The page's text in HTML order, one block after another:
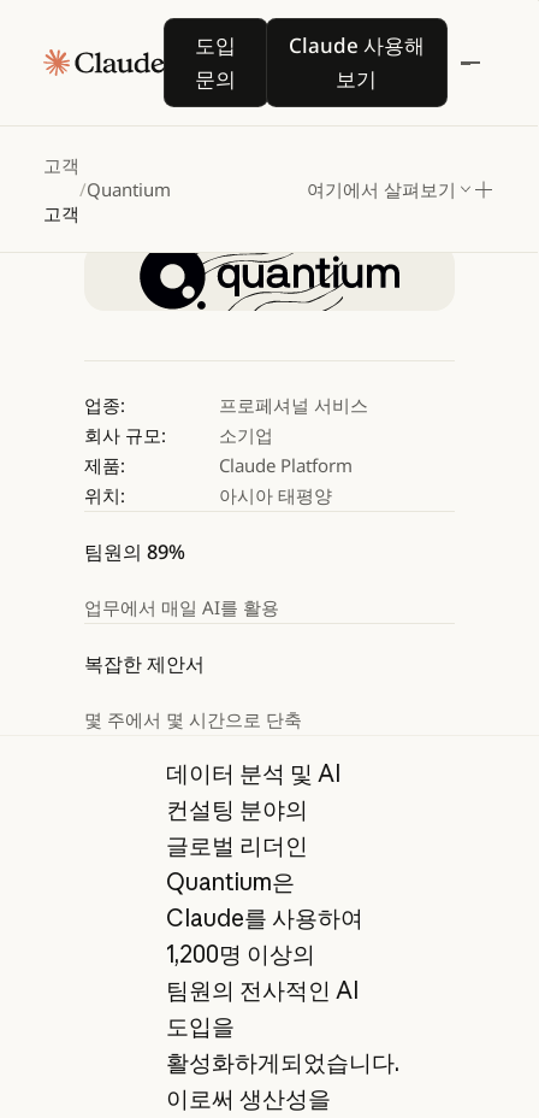
도입
문의
도입 문의
Claude 사용해
보기
Claude 사용해 보기
고객
고객
/Quantium 여기에서 살펴보기
Quantium,Claude로
전사적인 AI
도입을
활성화하다
Claude 사용해 보기
Claude 사용해 보기
업종:
프로페셔널 서비스
회사 규모:
소기업
제품:
Claude Platform
위치:
아시아 태평양
팀원의 89%
업무에서 매일 AI를 활용
복잡한 제안서
몇 주에서 몇 시간으로 단축
데이터 분석 및 AI
컨설팅 분야의
글로벌 리더인
Quantium은
Claude를 사용하여
1,200명 이상의
팀원의 전사적인 AI
도입을
활성화하게되었습니다.
이로써 생산성을